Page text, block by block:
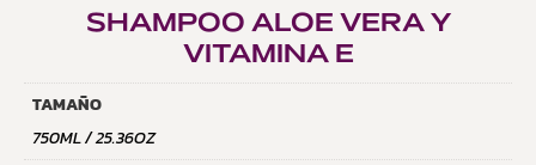
SHAMPOO ALOE VERA Y
VITAMINA E
TAMAÑO
750ML / 25.36OZ